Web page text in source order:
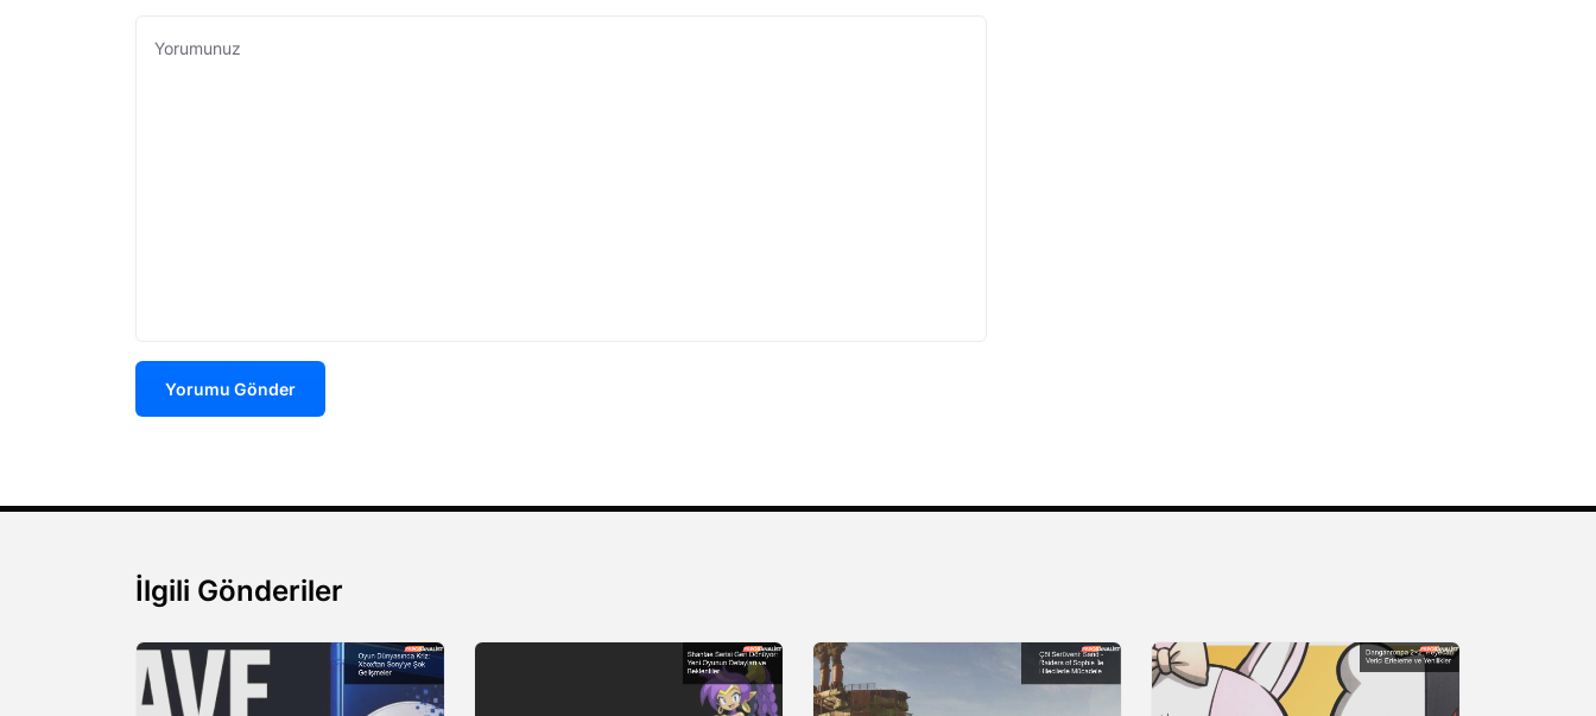
Yorumu Gönder
İlgili Gönderiler